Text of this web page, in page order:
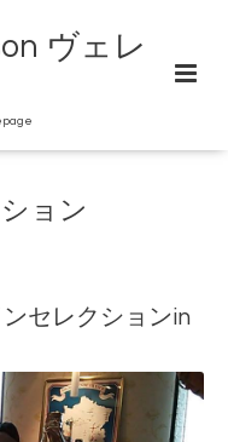
ヴェレ
ョン
セレクションin